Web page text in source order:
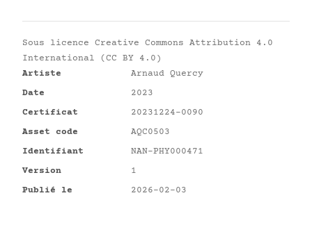
Sous licence Creative Commons Attribution 4.0
International (CC BY 4.0)
Artiste
Arnaud Quercy
Date
2023
Certificat
20231224-0090
Asset code
AQC0503
Identifiant
NAN-PHY000471
Version
1
Publié le
2026-02-03